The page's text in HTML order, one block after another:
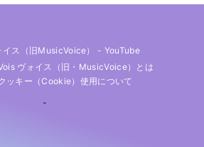
ス（旧MusicVoice） - YouTube
ヴォイス（旧・MusicVoice）とは
ッキー（cookie）使用について
-